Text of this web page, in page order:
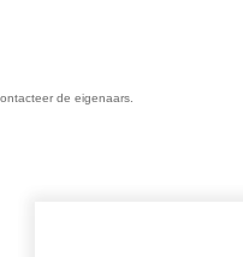
de eigenaars.